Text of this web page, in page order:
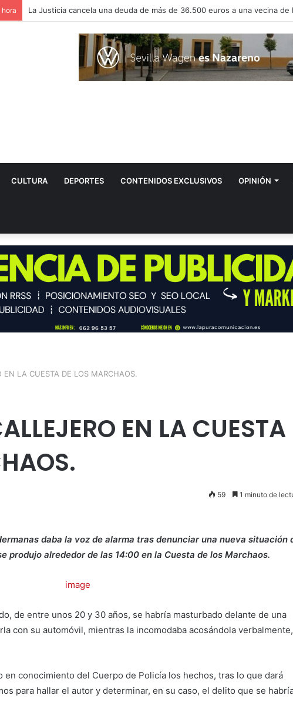
CULTURA DEPORTES CONTENIDOS EXCLUSIVOS OPINIÓN
EN LA CUESTA DE LOS MARCHAOS.
EN LA CUESTA
59 1 minuto de
daba la voz de alarma tras denunciar una nueva situación
produjo alrededor de las 14:00 en la Cuesta de los Marchaos.
de entre unos 20 y 30 años, se habría masturbado delante de una
con su automóvil, mientras la incomodaba acosándola verbalmente,
en conocimiento del Cuerpo de Policía los hechos, tras lo que dará
para hallar el autor y determinar, en su caso, el delito que se